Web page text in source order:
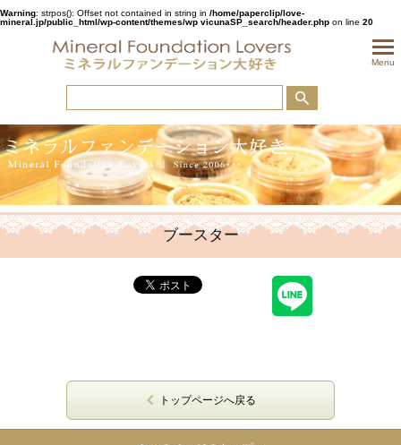
Warning: strpos(): Offset not contained in string in /home/paperclip/love-
mineral.jp/public_html/wp-content/themes/wp vicunaSP_search/header.php on line 20
Menu
ブースター
トップページへ戻る